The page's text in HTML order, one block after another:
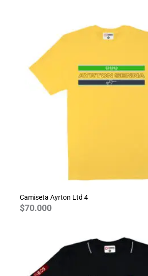
Camiseta Ayrton Ltd 4
$70.000
de
precios: